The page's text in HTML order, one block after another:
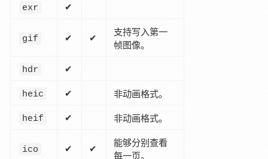
exr ✔
gif ✔ ✔
支持写入第一
帧图像。
hdr ✔
heic ✔ 非动画格式。
heif ✔ 非动画格式。
ico ✔ ✔
能够分别查看
每一页。